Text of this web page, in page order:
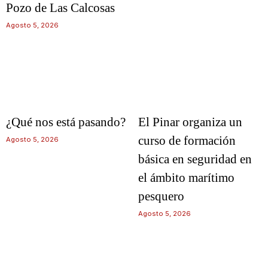
Pozo de Las Calcosas
Agosto 5, 2026
¿Qué nos está pasando?
Agosto 5, 2026
El Pinar organiza un
curso de formación
básica en seguridad en
el ámbito marítimo
pesquero
Agosto 5, 2026